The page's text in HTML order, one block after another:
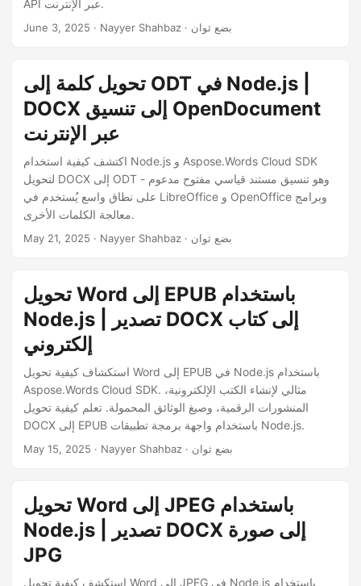
API عبر الإنترنت.
June 3, 2025 · Nayyer Shahbaz · بضع ثوان
تحويل كلمة إلى ODT في Node.js |
DOCX إلى تنسيق OpenDocument
عبر الإنترنت
اكتشف كيفية استخدام Node.js و Aspose.Words Cloud SDK
لتحويل DOCX إلى ODT - وهو تنسيق مستند قياسي مفتوح مدعوم
على نطاق واسع يُستخدم في LibreOffice و OpenOffice وبرامج
معالجة الكلمات الأخرى.
May 21, 2025 · Nayyer Shahbaz · بضع ثوان
تحويل Word إلى EPUB باستخدام
Node.js | تصدير DOCX إلى كتاب
إلكتروني
استكشاف كيفية تحويل Word إلى EPUB في Node.js باستخدام
Aspose.Words Cloud SDK. مثالي لإنشاء الكتب الإلكترونية،
المنشورات الرقمية، وصيغ الوثائق المحمولة. تعلم كيفية تحويل
DOCX إلى EPUB باستخدام واجهة برمجة تطبيقات Node.js.
May 15, 2025 · Nayyer Shahbaz · بضع ثوان
تحويل Word إلى JPEG باستخدام
Node.js | تصدير DOCX إلى صورة
JPG
استكشف كيفية تحويل Word إلى JPEG في Node.js باستخدام